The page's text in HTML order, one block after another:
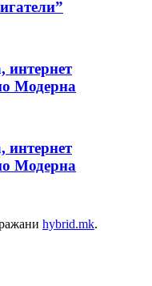
Модерна
Модерна
hybrid.mk.